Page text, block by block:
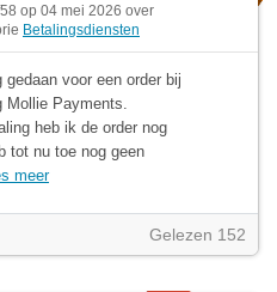
op 04 mei 2026 over
Betalingsdiensten
voor een order bij
Payments.
heb ik de order nog
tot nu toe nog geen
meer
Gelezen 152